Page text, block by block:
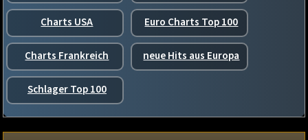
Charts USA Euro Charts Top 100
Charts Frankreich neue Hits aus Europa
Schlager Top 100